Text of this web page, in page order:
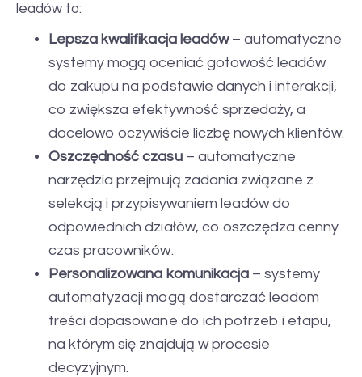
leadów to:
Lepsza kwalifikacja leadów– automatyczne
systemy mogą oceniać gotowość leadów
do zakupu na podstawie danych i interakcji,
co zwiększa efektywność sprzedaży, a
docelowo oczywiście liczbę nowych klientów.
Oszczędność czasu– automatyczne
narzędzia przejmują zadania związane z
selekcją i przypisywaniem leadów do
odpowiednich działów, co oszczędza cenny
czas pracowników.
Personalizowana komunikacja– systemy
automatyzacji mogą dostarczać leadom
treści dopasowane do ich potrzeb i etapu,
na którym się znajdują w procesie
decyzyjnym.